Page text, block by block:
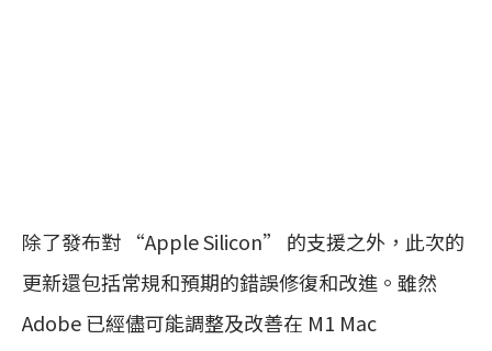
除了發布對 “Apple Silicon” 的支援之外，此次的
更新還包括常規和預期的錯誤修復和改進。雖然
Adobe 已經儘可能調整及改善在 M1 Mac